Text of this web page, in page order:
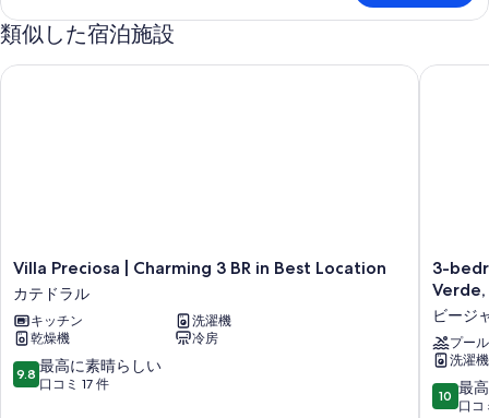
る
ッ
ド
ル
す
て
の
写
シ
ャ
ー
Tanca)
類似した宿泊施設
Villa
Preciosa
|
Charming
3
BR
in
Villa Preciosa | Charming 3 BR in Best Location
カテドラル
キッチン
洗濯機
乾燥機
冷房
10
段
9.8 最高に素晴らしい
口コミ 17 件
Villa Preciosa | Charming 3 BR in Best Location
3-
Resort
Style
in
Isla
Verde,
3-
ビージ
プール
洗濯機
10
段
10 最
口コ
3-